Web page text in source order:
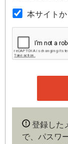
本規約は本サ
のです。
第３条（会員
本サイトの会
企業や官公庁
いずれかに該
を行うには、
の内容がある
は、当社は会
本サイト
登録した
で、パスワ